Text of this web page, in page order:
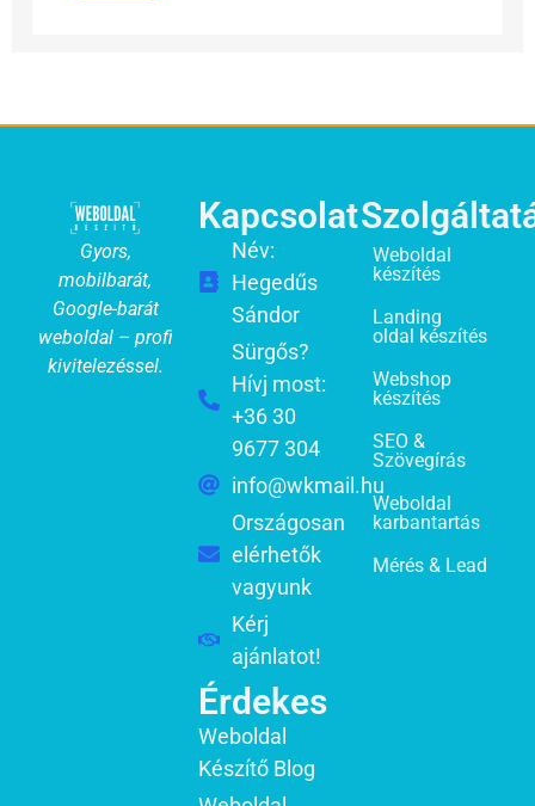
Gyors,
mobilbarát,
Google-barát
weboldal – profi
kivitelezéssel.
Kapcsolat
Név:
Hegedűs
Sándor
Sürgős?
Hívj most:
+36 30
9677 304
info@wkmail.hu
Országosan
elérhetők
vagyunk
Kérj
ajánlatot!
Érdekes
Weboldal
Készítő Blog
Weboldal
készítés
Landing
oldal készítés
Webshop
készítés
SEO &
Szövegírás
Weboldal
karbantartás
Mérés & Lead